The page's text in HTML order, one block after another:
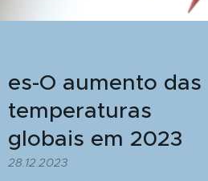
es-O aumento das
temperaturas
globais em 2023
28.12.2023